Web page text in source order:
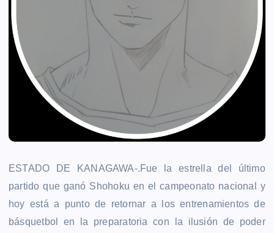
ESTADO DE KANAGAWA-.Fue la estrella del último
partido que ganó Shohoku en el campeonato nacional y
hoy está a punto de retornar a los entrenamientos de
básquetbol en la preparatoria con la ilusión de poder